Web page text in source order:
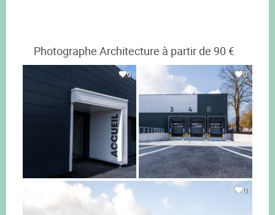
Photographe Architecture à partir de 90 €
0 0
0